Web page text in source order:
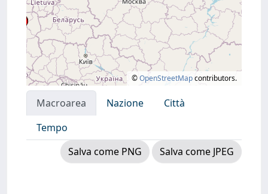
©OpenStreetMapcontributors.
Macroarea Nazione
Città
Tempo
Salva come PNG
Salva come JPEG